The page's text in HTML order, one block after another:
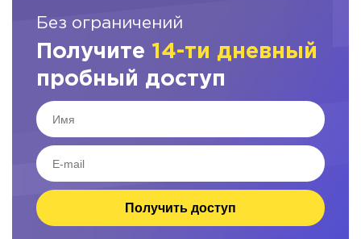
Без ограничений
Получите 14-ти дневный
пробный доступ
Получить доступ